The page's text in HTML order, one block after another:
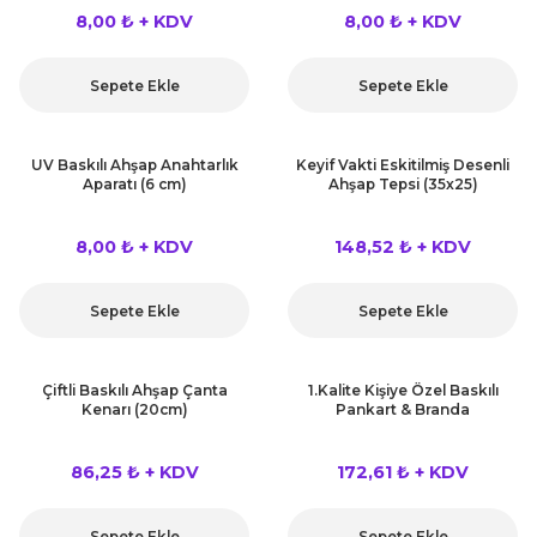
ve Dekor Maske
8,00 ₺ + KDV
Sepete Ekle
8,00 ₺ + KDV
Sepete Ekle
UV Baskılı Ahşap Anahtarlık
Aparatı (6 cm)
8,00 ₺ + KDV
Sepete Ekle
Keyif Vakti Eskitilmiş Desenli
Ahşap Tepsi (35x25)
148,52 ₺ + KDV
Sepete Ekle
Çiftli Baskılı Ahşap Çanta
Kenarı (20cm)
86,25 ₺ + KDV
1.Kalite Kişiye Özel Baskılı
Pankart & Branda
172,61 ₺ + KDV